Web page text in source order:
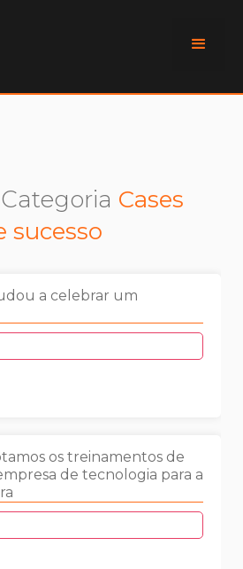
Cases
sucesso
a celebrar um
os treinamentos de
de tecnologia para a